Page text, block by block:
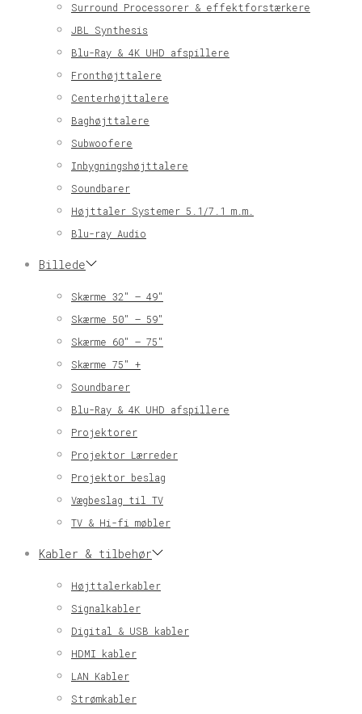
Surround Processorer & effektforstærkere
JBL Synthesis
Blu-Ray & 4K UHD afspillere
Fronthøjttalere
Centerhøjttalere
Baghøjttalere
Subwoofere
Inbygningshøjttalere
Soundbarer
Højttaler Systemer 5.1/7.1 m.m.
Blu-ray Audio
Billede
Skærme 32″ – 49″
Skærme 50″ – 59″
Skærme 60″ – 75″
Skærme 75″ +
Soundbarer
Blu-Ray & 4K UHD afspillere
Projektorer
Projektor Lærreder
Projektor beslag
Vægbeslag til TV
TV & Hi-fi møbler
Kabler & tilbehør
Højttalerkabler
Signalkabler
Digital & USB kabler
HDMI kabler
LAN Kabler
Strømkabler